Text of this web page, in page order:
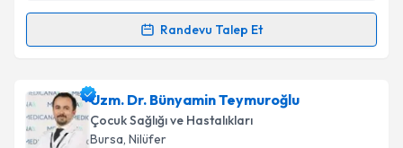
Metni'ni okudum ve kişisel verilerimin belirtilen
kapsamda işlenmesini kabul ediyorum.
Randevu Talep Et
Randevu Takvimi Talebi
Uzm. Dr. Erol Comartiçin randevu takvimi talebi
oluşturun. Size bu uzmandan randevu almanız için bir
takvim hazırlandığında e-posta ile bilgilendireceğiz.
Uzm. Dr. Bünyamin Teymuroğlu
Çocuk Sağlığı ve Hastalıkları
Bursa, Nilüfer